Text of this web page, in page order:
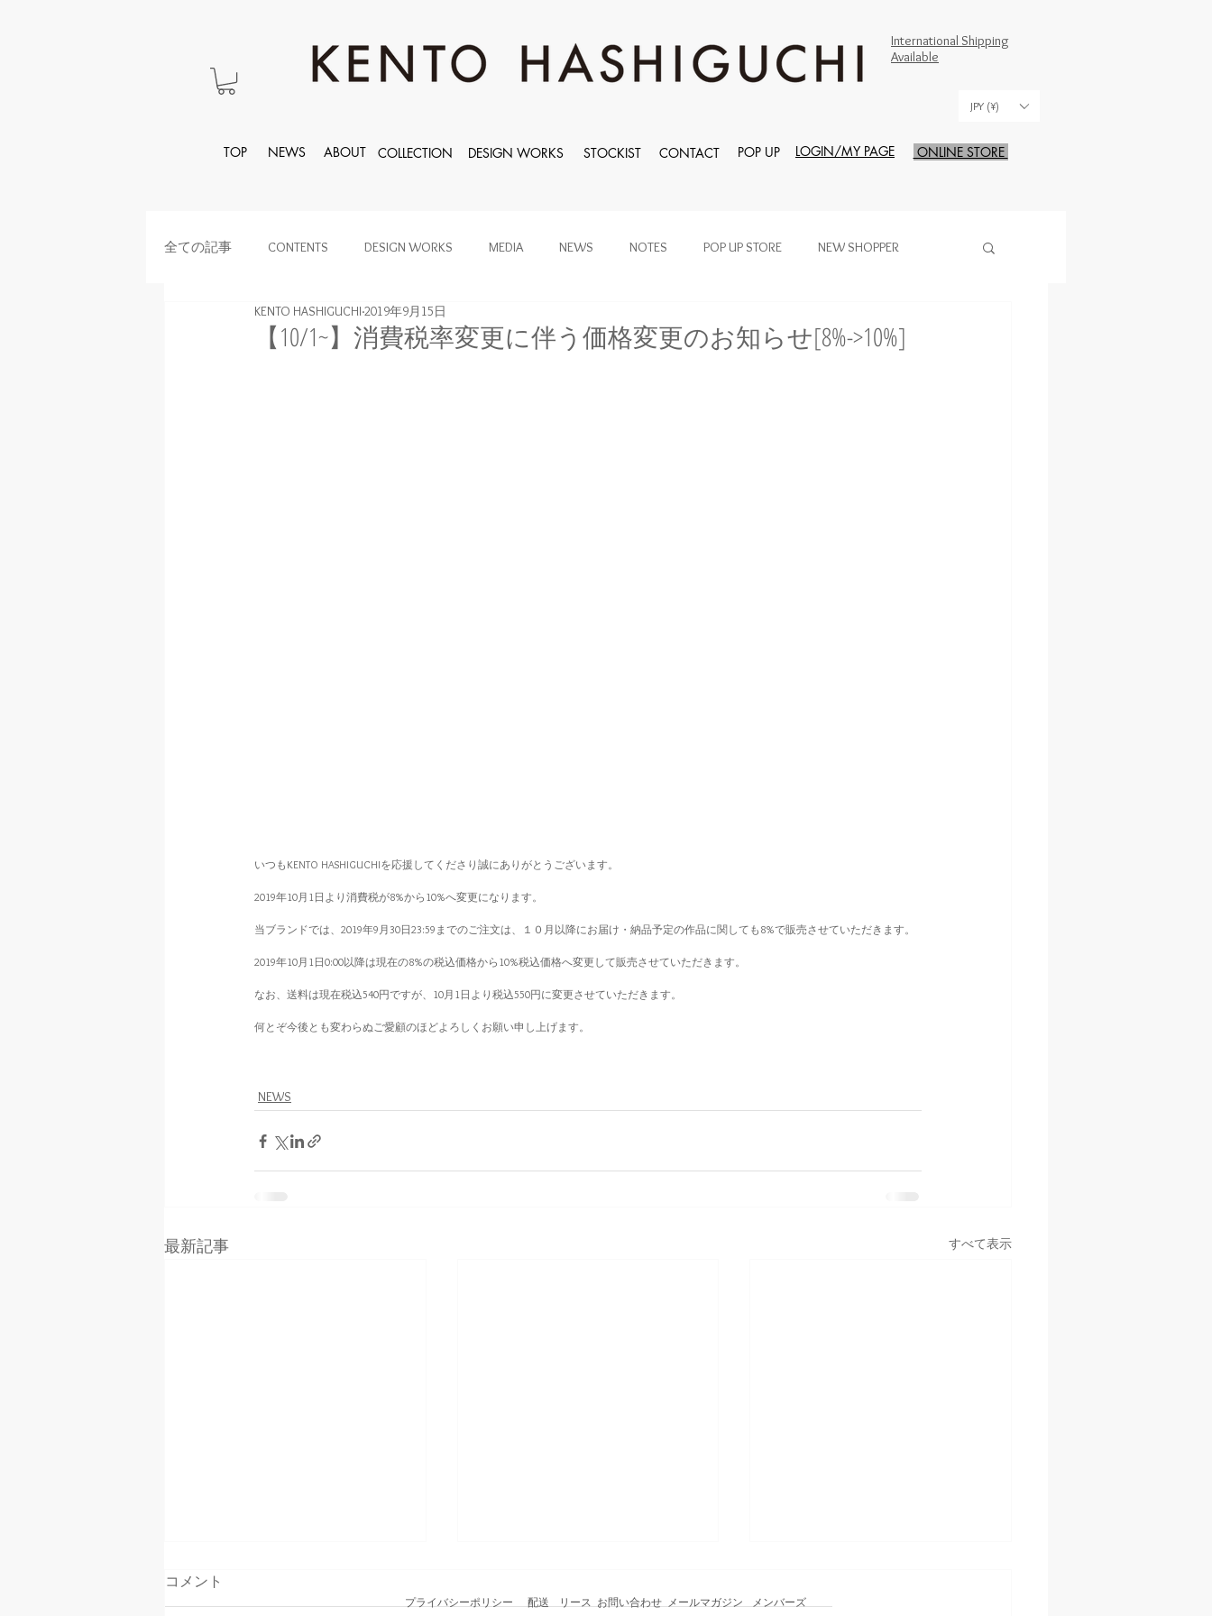
International Shipping
Available
JPY (¥)
TOP NEWS ABOUT COLLECTION DESIGN WORKS STOCKIST CONTACT POP UP LOGIN/MY PAGE ONLINE STORE
全ての記事 CONTENTS DESIGN WORKS MEDIA NEWS NOTES POP UP STORE NEW SHOPPER
【10/1~】消費税率変更に伴う価格変更のお知らせ[8%->10%]
KENTO HASHIGUCHI 2019年9月15日
いつもKENTO HASHIGUCHIを応援してくださり誠にありがとうございます。
2019年10月1日より消費税が8%から10%へ変更になります。
当ブランドでは、2019年9月30日23:59までのご注文は、１０月以降にお届け・納品予定の作品に関しても8%で販売させていただきます。
2019年10月1日0:00以降は現在の8%の税込価格から10%税込価格へ変更して販売させていただきます。
なお、送料は現在税込540円ですが、10月1日より税込550円に変更させていただきます。
何とぞ今後とも変わらぬご愛顧のほどよろしくお願い申し上げます。
NEWS
最新記事 すべて表示
コメント
プライバシーポリシー 配送 リース お問い合わせ メールマガジン メンバーズ